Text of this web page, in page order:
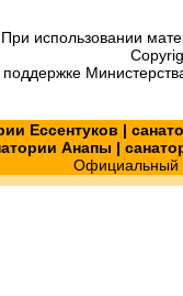
При использовании
Ессентуков |
Анапы |
Официальный